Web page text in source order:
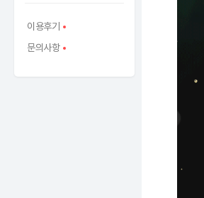
이용후기
문의사항